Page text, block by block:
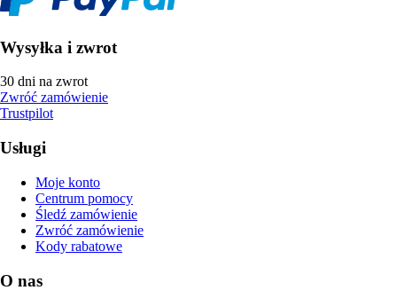
Wysyłka i zwrot
30 dni na zwrot
Zwróć zamówienie
Trustpilot
Usługi
Moje konto
Centrum pomocy
Śledź zamówienie
Zwróć zamówienie
Kody rabatowe
O nas